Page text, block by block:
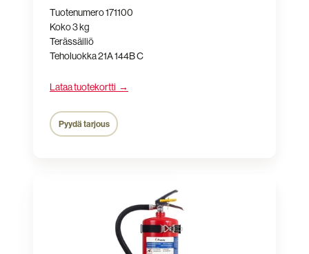
Tuotenumero 171100
Koko 3 kg
Terässäiliö
Teholuokka 21A 144B C
Lataa tuotekortti →
Pyydä tarjous